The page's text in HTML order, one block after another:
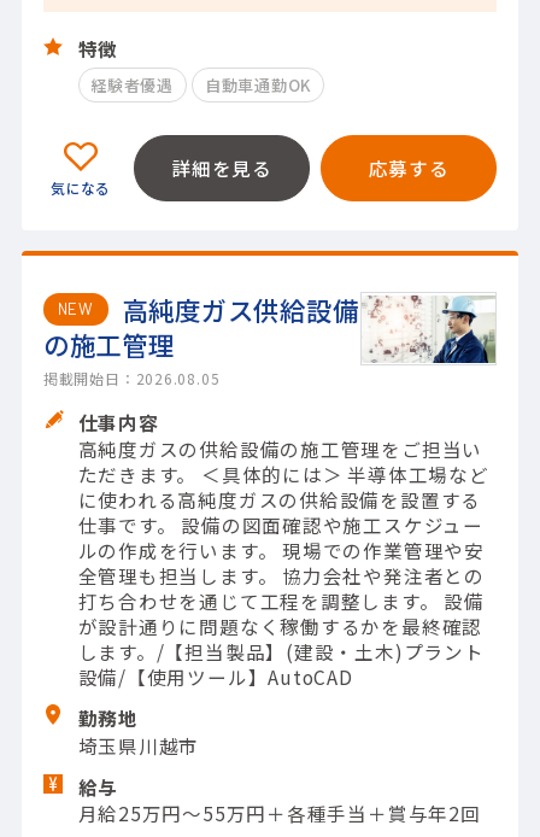
特徴
経験者優遇 自動車通勤OK
詳細を見る 応募する
NEW
高純度ガス供給設備
の施工管理
掲載開始日：2026.08.05
仕事内容
高純度ガスの供給設備の施工管理をご担当い
ただきます。 ＜具体的には＞ 半導体工場など
に使われる高純度ガスの供給設備を設置する
仕事です。 設備の図面確認や施工スケジュー
ルの作成を行います。 現場での作業管理や安
全管理も担当します。 協力会社や発注者との
打ち合わせを通じて工程を調整します。 設備
が設計通りに問題なく稼働するかを最終確認
します。/【担当製品】(建設・土木)プラント
設備/【使用ツール】AutoCAD
勤務地
埼玉県川越市
給与
月給25万円～55万円＋各種手当＋賞与年2回